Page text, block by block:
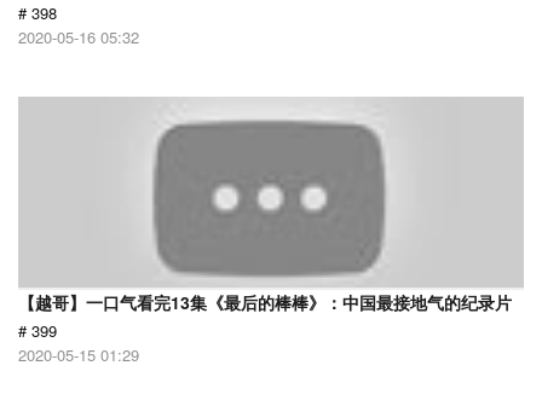
# 398
2020-05-16 05:32
【越哥】一口气看完13集《最后的棒棒》：中国最接地气的纪录片
# 399
2020-05-15 01:29